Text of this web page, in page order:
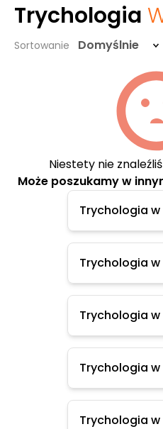
Trychologia
Sortowanie Domyślnie
Niestety nie
Może poszukamy w
Trychologia
Trychologia w
Trychologia w
Trychologia
Trychologia w